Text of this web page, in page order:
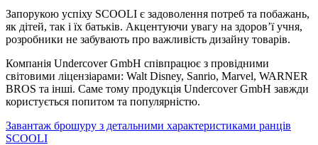
Запорукою успіху SCOOLI є задоволення потреб та побажань,
як дітей, так і їх батьків. Акцентуючи увагу на здоров’ї учня,
розробники не забувають про важливість дизайну товарів.
Компанія Undercover GmbH співпрацює з провідними
світовими ліцензіарами: Walt Disney, Sanrio, Marvel, WARNER
BROS та інші. Саме тому продукція Undercover GmbH завжди
користується попитом та популярністю.
Завантаж брошуру з детальними характеристиками ранців
SCOOLI